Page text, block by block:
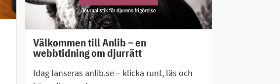
Välkommen till Anlib – en
webbtidning om djurrätt
Idag lanseras anlib.se – klicka runt, läs och